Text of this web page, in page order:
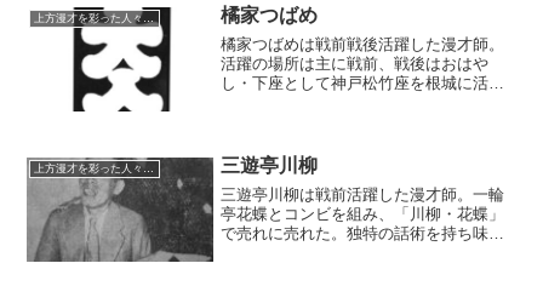
け、それを横山ホットブラザーズに伝授
した陰の功労者でもある。
上方漫才を彩った人々（仮） 橘家つばめ
橘家つばめは戦前戦後活躍した漫才師。
活躍の場所は主に戦前、戦後はおはや
し・下座として神戸松竹座を根城に活
誘い、斡旋した一人――という意外な顔
を持っている。
上方漫才を彩った人々（仮） 三遊亭川柳
三遊亭川柳は戦前活躍した漫才師。一輪
亭花蝶とコンビを組み、「川柳・花蝶」
で売れに売れた。独特の話術を持ち味と